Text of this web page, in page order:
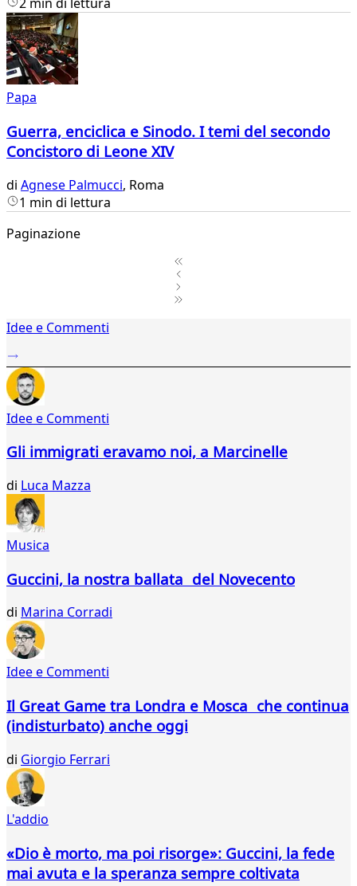
Papa
Guerra, enciclica e Sinodo. I temi del secondo
Concistoro di Leone XIV
di Agnese Palmucci, Roma
1 min di lettura
Paginazione
2
...
Idee e Commenti
Idee e Commenti
Gli immigrati eravamo noi, a Marcinelle
di Luca Mazza
Musica
Guccini, la nostra ballata del Novecento
di Marina Corradi
Idee e Commenti
Il Great Game tra Londra e Mosca che continua
(indisturbato) anche oggi
di Giorgio Ferrari
L'addio
«Dio è morto, ma poi risorge»: Guccini, la fede
mai avuta e la speranza sempre coltivata